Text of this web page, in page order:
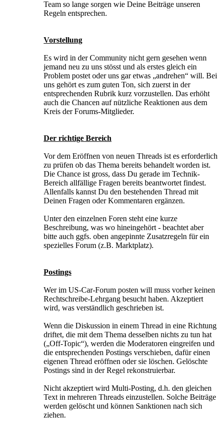
Team so lange sorgen wie Deine Beiträge unseren
Regeln entsprechen.
Vorstellung
Es wird in der Community nicht gern gesehen wenn
jemand neu zu uns stösst und als erstes gleich ein
Problem postet oder uns gar etwas „andrehen“ will. Bei
uns gehört es zum guten Ton, sich zuerst in der
entsprechenden Rubrik kurz vorzustellen. Das erhöht
auch die Chancen auf nützliche Reaktionen aus dem
Kreis der Forums-Mitglieder.
Der richtige Bereich
Vor dem Eröffnen von neuen Threads ist es erforderlich
zu prüfen ob das Thema bereits behandelt worden ist.
Die Chance ist gross, dass Du gerade im Technik-
Bereich allfällige Fragen bereits beantwortet findest.
Allenfalls kannst Du den bestehenden Thread mit
Deinen Fragen oder Kommentaren ergänzen.
Unter den einzelnen Foren steht eine kurze
Beschreibung, was wo hineingehört - beachtet aber
bitte auch ggfs. oben angepinnte Zusatzregeln für ein
spezielles Forum (z.B. Marktplatz).
Postings
Wer im US-Car-Forum posten will muss vorher keinen
Rechtschreibe-Lehrgang besucht haben. Akzeptiert
wird, was verständlich geschrieben ist.
Wenn die Diskussion in einem Thread in eine Richtung
driftet, die mit dem Thema desselben nichts zu tun hat
(„Off-Topic“), werden die Moderatoren eingreifen und
die entsprechenden Postings verschieben, dafür einen
eigenen Thread eröffnen oder sie löschen. Gelöschte
Postings sind in der Regel rekonstruierbar.
Nicht akzeptiert wird Multi-Posting, d.h. den gleichen
Text in mehreren Threads einzustellen. Solche Beiträge
werden gelöscht und können Sanktionen nach sich
ziehen.